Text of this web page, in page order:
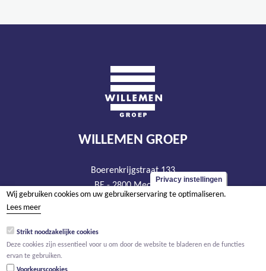
WILLEMEN GROEP
Boerenkrijgstraat 133
BE - 2800 Mechelen
tel +32 15 569 965
BTW BE 0466.256.432
Privacy instellingen
Wij gebruiken cookies om uw gebruikerservaring te optimaliseren.
Lees meer
Strikt noodzakelijke cookies
Deze cookies zijn essentieel voor u om door de website te bladeren en de functies
ervan te gebruiken.